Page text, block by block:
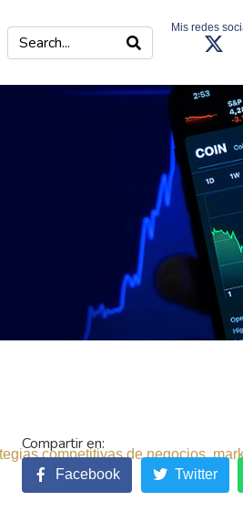
Mis redes
competitivas de negocios,
Facebook Twitter